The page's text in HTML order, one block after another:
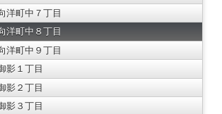
洋町中７丁目
洋町中８丁目
洋町中９丁目
影１丁目
影２丁目
影３丁目